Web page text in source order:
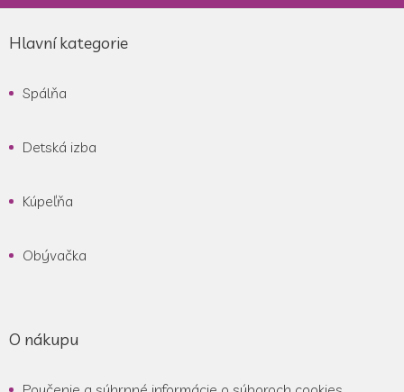
Hlavní kategorie
Spálňa
Detská izba
Kúpeľňa
Obývačka
O nákupu